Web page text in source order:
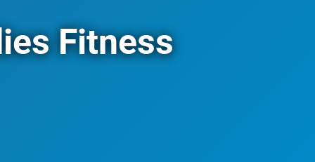
Fitness